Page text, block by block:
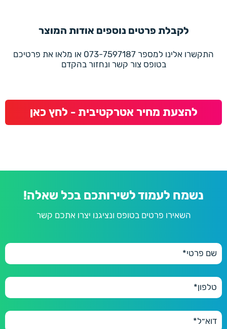
לקבלת פרטים נוספים אודות המוצר
התקשרו אלינו למספר 073-7597187 או מלאו את פרטיכם
בטופס צור קשר ונחזור בהקדם
להצעת מחיר אטרקטיבית - לחץ כאן
נשמח לעמוד לשירותכם בכל שאלה!
השאירו פרטים בטופס ונציגנו יצרו אתכם קשר